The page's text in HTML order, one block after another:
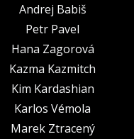
Andrej Babiš
Petr Pavel
Hana Zagorová
Kazma Kazmitch
Kim Kardashian
Karlos Vémola
Marek Ztracený